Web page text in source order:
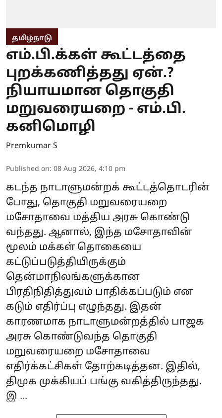
தமிழ்நாடு
எம்.பி.க்கள் கூட்டத்தை
புறக்கணித்தது ஏன்.?
நியாயமான தொகுதி
மறுவரையறை - எம்.பி.
கனிமொழி
Premkumar S
Published on: 08 Aug 2026, 4:10 pm
கடந்த நாடாளுமன்றக் கூட்டத்தொடரின்
போது, தொகுதி மறுவரையறை
மசோதாவை மத்திய அரசு கொண்டு
வந்தது. ஆனால், இந்த மசோதாவின்
மூலம் மக்கள் தொகையை
கட்டுப்படுத்தியிருக்கும்
தென்மாநிலங்களுக்கான
பிரதிநிதித்துவம் பாதிக்கப்படும் என
கடும் எதிர்ப்பு எழுந்தது. இதன்
காரணமாக நாடாளுமன்றத்தில் பாஜக
அரசு கொண்டுவந்த தொகுதி
மறுவரையறை மசோதாவை
எதிர்க்கட்சிகள் தோற்கடித்தன. இதில்,
திமுக முக்கியப் பங்கு வகித்திருந்தது.
இ ...